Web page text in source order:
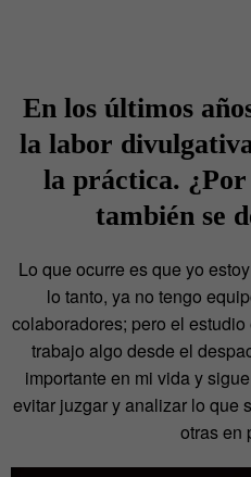
En los últimos
la labor
la práctica. ¿Por
también se
Lo que ocurre es que yo
lo tanto, ya no tengo
colaboradores; pero el
trabajo algo desde el
importante en mi vida y
evitar juzgar y analizar lo que
otras en